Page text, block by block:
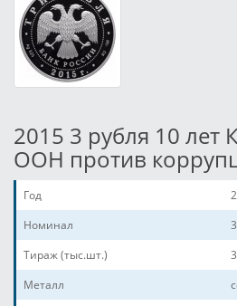
2015 3 рубля 10 лет
ООН против
Год
Номинал
Тираж (тыс.шт.)
3
Металл